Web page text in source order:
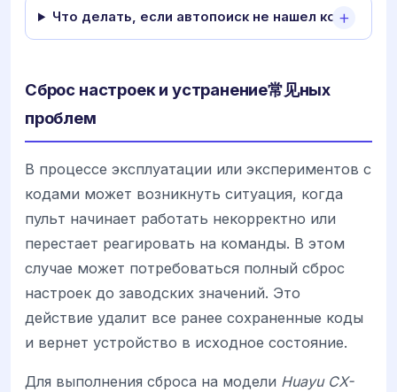
Что делать, если автопоиск не нашел код?
Сброс настроек и устранение常见ных
проблем
В процессе эксплуатации или экспериментов с
кодами может возникнуть ситуация, когда
пульт начинает работать некорректно или
перестает реагировать на команды. В этом
случае может потребоваться полный сброс
настроек до заводских значений. Это
действие удалит все ранее сохраненные коды
и вернет устройство в исходное состояние.
Для выполнения сброса на модели Huayu CX-